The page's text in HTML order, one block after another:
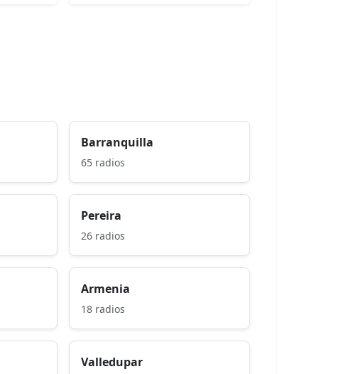
Barranquilla
65 radios
Pereira
26 radios
Armenia
18 radios
Valledupar